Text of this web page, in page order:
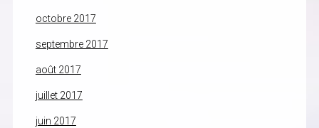
octobre 2017
septembre 2017
août 2017
juillet 2017
juin 2017